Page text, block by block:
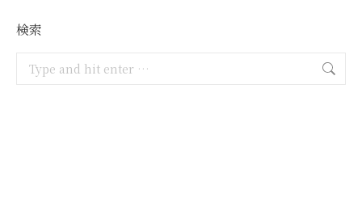
検索